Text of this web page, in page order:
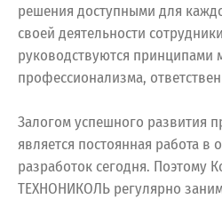
решения доступными для
своей деятельности
руководствуются принципами
профессионализма,
Залогом успешного развития
является постоянная работа в
разработок сегодня. Поэтому
ТЕХНОНИКОЛЬ регулярно